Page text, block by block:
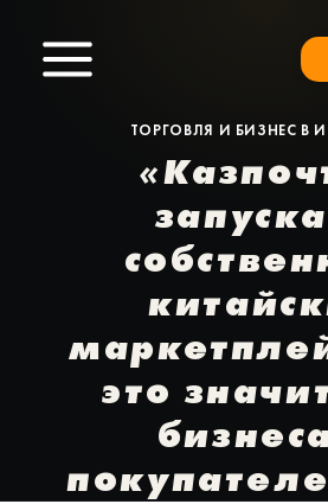
содержимому
ТОРГОВЛЯ И БИЗНЕС В
это